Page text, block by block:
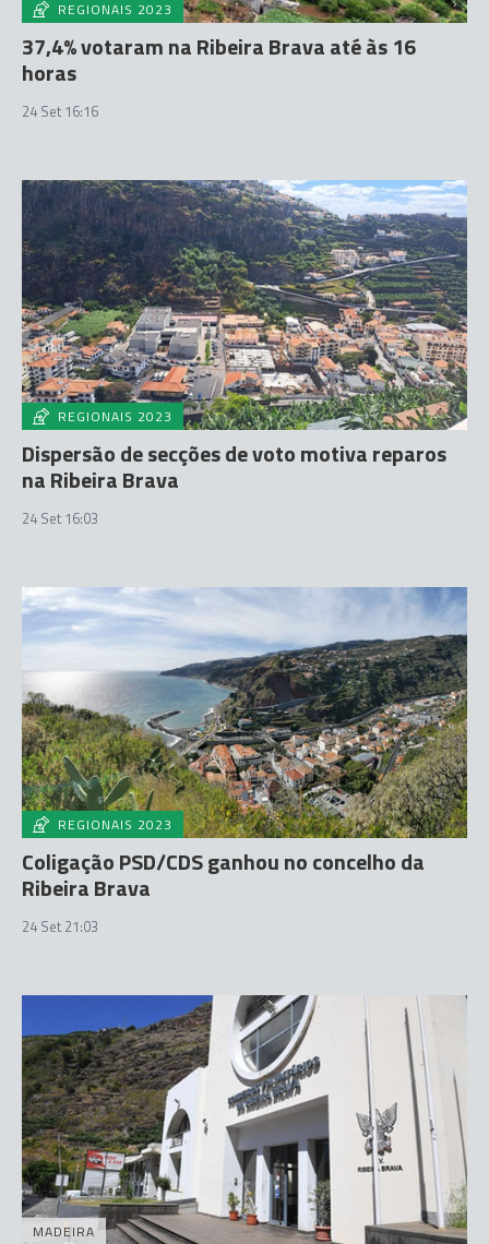
REGIONAIS 2023
37,4% votaram na Ribeira Brava até às 16
horas
24 Set 16:16
REGIONAIS 2023
Dispersão de secções de voto motiva reparos
na Ribeira Brava
24 Set 16:03
REGIONAIS 2023
Coligação PSD/CDS ganhou no concelho da
Ribeira Brava
24 Set 21:03
MADEIRA